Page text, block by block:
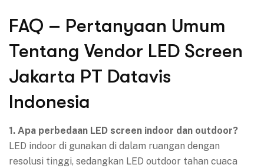
FAQ – Pertanyaan Umum
Tentang Vendor LED Screen
Jakarta PT Datavis
Indonesia
1. Apa perbedaan LED screen indoor dan outdoor?
LED indoor di gunakan di dalam ruangan dengan
resolusi tinggi, sedangkan LED outdoor tahan cuaca